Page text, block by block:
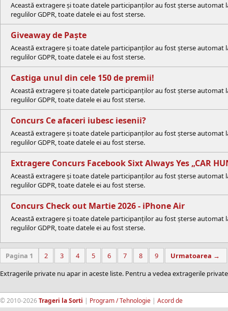
Această extragere și toate datele participanților au fost șterse
regulilor GDPR, toate datele ei au fost sterse.
Giveaway de Paște
Această extragere și toate datele participanților au fost șterse
regulilor GDPR, toate datele ei au fost sterse.
Castiga unul din cele 150 de premii!
Această extragere și toate datele participanților au fost șterse
regulilor GDPR, toate datele ei au fost sterse.
Concurs Ce afaceri iubesc iesenii?
Această extragere și toate datele participanților au fost șterse
regulilor GDPR, toate datele ei au fost sterse.
Extragere Concurs Facebook Sixt Always Yes „CAR
Această extragere și toate datele participanților au fost șterse
regulilor GDPR, toate datele ei au fost sterse.
Concurs Check out Martie 2026 - iPhone Air
Această extragere și toate datele participanților au fost șterse
regulilor GDPR, toate datele ei au fost sterse.
Pagina 1 2 3 4 5 6 7 8 9
Urmatoarea →
Extragerile private nu apar in aceste liste. Pentru a vedea extragerile
© 2010-2026Trageri la Sorti | Program / Tehnologie | Acord de